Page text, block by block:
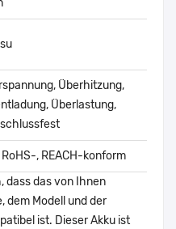
Überhitzung,
Überlastung,
RoHS-, REACH-konform
dass das von Ihnen
dem Modell und der
ist. Dieser Akku ist